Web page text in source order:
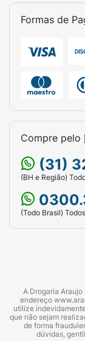
Formas de
Compre pelo
(31)
(BH e Região)
(Todo Brasil)
A Drogaria
endereço
utilize
que não sejam
de forma
dúvidas,